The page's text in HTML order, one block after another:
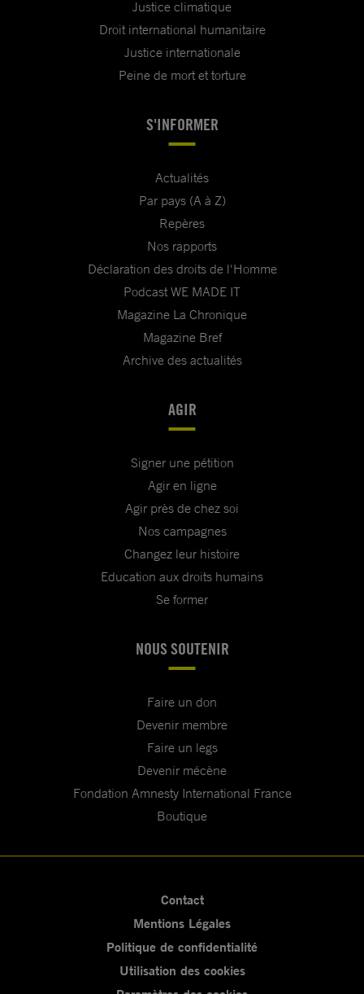
Justice climatique
Droit international humanitaire
Justice internationale
Peine de mort et torture
S'INFORMER
Actualités
Par pays (A à Z)
Repères
Nos rapports
Déclaration des droits de l'Homme
Podcast WE MADE IT
Magazine La Chronique
Magazine Bref
Archive des actualités
AGIR
Signer une pétition
Agir en ligne
Agir près de chez soi
Nos campagnes
Changez leur histoire
Education aux droits humains
Se former
NOUS SOUTENIR
Faire un don
Devenir membre
Faire un legs
Devenir mécène
Fondation Amnesty International France
Boutique
Contact
Mentions Légales
Politique de confidentialité
Utilisation des cookies